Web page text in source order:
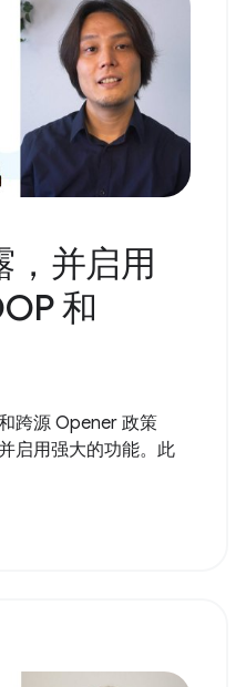
，并启用
和
跨源 Opener 政策
启用强大的功能。此